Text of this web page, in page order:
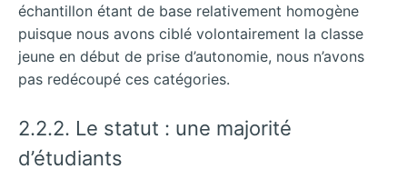
échantillon étant de base relativement homogène
puisque nous avons ciblé volontairement la classe
jeune en début de prise d’autonomie, nous n’avons
pas redécoupé ces catégories.
2.2.2. Le statut : une majorité
d’étudiants